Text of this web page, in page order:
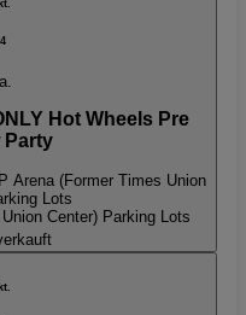
Hot Wheels Pre
Party
Arena (Former Times Union
Lots
Center) Parking Lots